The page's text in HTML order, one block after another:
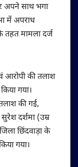
साथ भगा
में अपराध
मामला दर्ज
आरोपी की तलाश
गया।
की गई,
दर्शमा (उम्र
छिंदवाड़ा के
गया।